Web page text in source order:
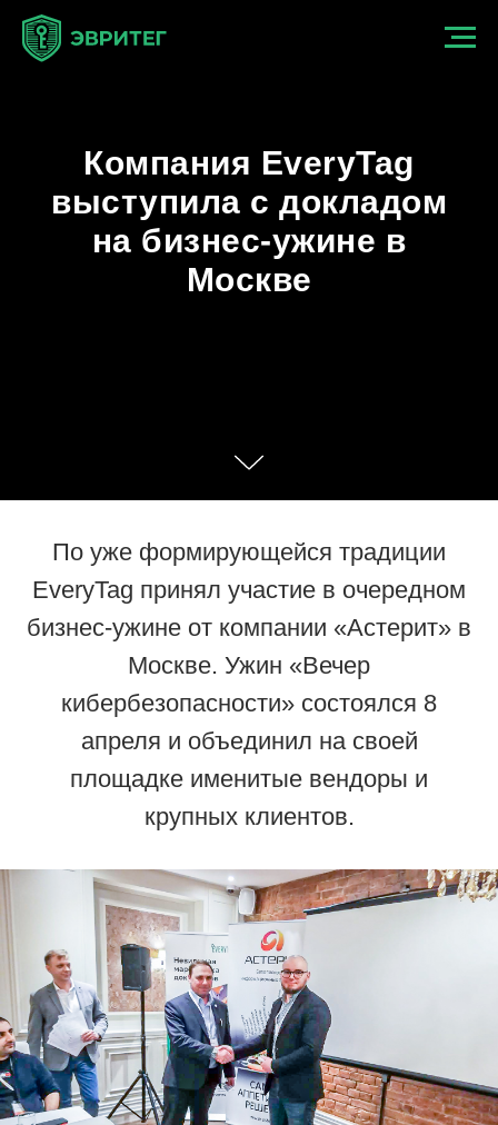
Компания EveryTag
выступила с докладом
на бизнес-ужине в
Москве
По уже формирующейся традиции
EveryTag принял участие в очередном
бизнес-ужине от компании «Астерит» в
Москве. Ужин «Вечер
кибербезопасности» состоялся 8
апреля и объединил на своей
площадке именитые вендоры и
крупных клиентов.